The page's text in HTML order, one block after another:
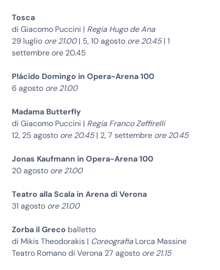
Tosca
di Giacomo Puccini | Regia Hugo de Ana
29 luglio ore 21.00| 5, 10 agosto ore 20.45| 1
settembre ore 20.45
Plácido Domingo in Opera-Arena 100
6 agosto ore 21.00
Madama Butterfly
di Giacomo Puccini | Regia Franco Zeffirelli
12, 25 agosto ore 20.45| 2, 7 settembre ore 20.45
Jonas Kaufmann in Opera-Arena 100
20 agosto ore 21.00
Teatro alla Scala in Arena di Verona
31 agosto ore 21.00
Zorba il Greco balletto
di Mikis Theodorakis | Coreografia Lorca Massine
Teatro Romano di Verona 27 agosto ore 21.15